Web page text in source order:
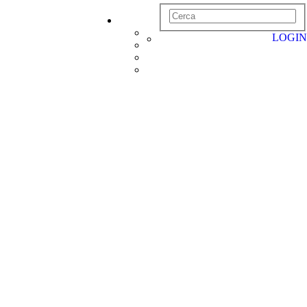
LOGIN